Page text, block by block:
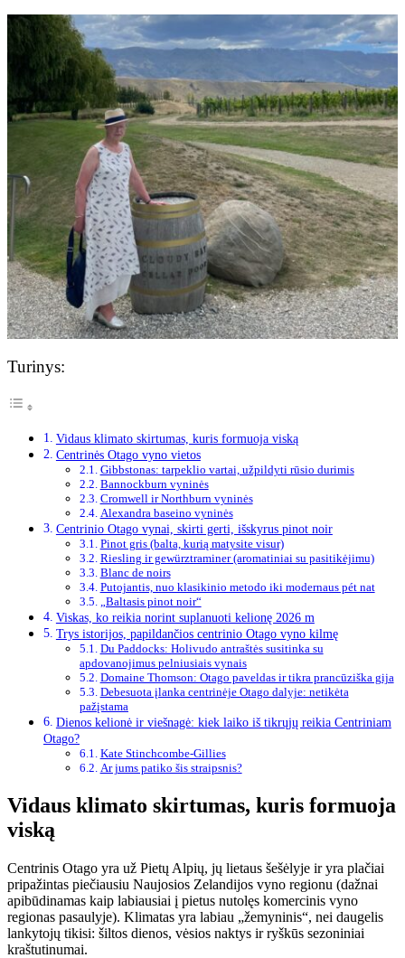
Turinys:
Vidaus klimato skirtumas, kuris formuoja viską
Centrinės Otago vyno vietos
Gibbstonas: tarpeklio vartai, užpildyti rūsio durimis
Bannockburn vyninės
Cromwell ir Northburn vyninės
Alexandra baseino vyninės
Centrinio Otago vynai, skirti gerti, išskyrus pinot noir
Pinot gris (balta, kurią matysite visur)
Riesling ir gewürztraminer (aromatiniai su pasitikėjimu)
Blanc de noirs
Putojantis, nuo klasikinio metodo iki modernaus pét nat
„Baltasis pinot noir“
Viskas, ko reikia norint suplanuoti kelionę 2026 m
Trys istorijos, papildančios centrinio Otago vyno kilmę
Du Paddocks: Holivudo antraštės susitinka su
apdovanojimus pelniusiais vynais
Domaine Thomson: Otago paveldas ir tikra prancūziška gija
Debesuota įlanka centrinėje Otago dalyje: netikėta
pažįstama
Dienos kelionė ir viešnagė: kiek laiko iš tikrųjų reikia Centriniam
Otago?
Kate Stinchcombe-Gillies
Ar jums patiko šis straipsnis?
Vidaus klimato skirtumas, kuris formuoja
viską
Centrinis Otago yra už Pietų Alpių, jų lietaus šešėlyje ir yra plačiai
pripažintas piečiausiu Naujosios Zelandijos vyno regionu (dažnai
apibūdinamas kaip labiausiai į pietus nutolęs komercinis vyno
regionas pasaulyje). Klimatas yra labiau „žemyninis“, nei daugelis
lankytojų tikisi: šiltos dienos, vėsios naktys ir ryškūs sezoniniai
kraštutinumai.